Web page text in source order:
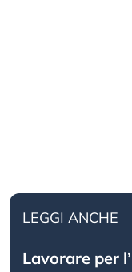
LEGGI ANCHE
Lavorare per